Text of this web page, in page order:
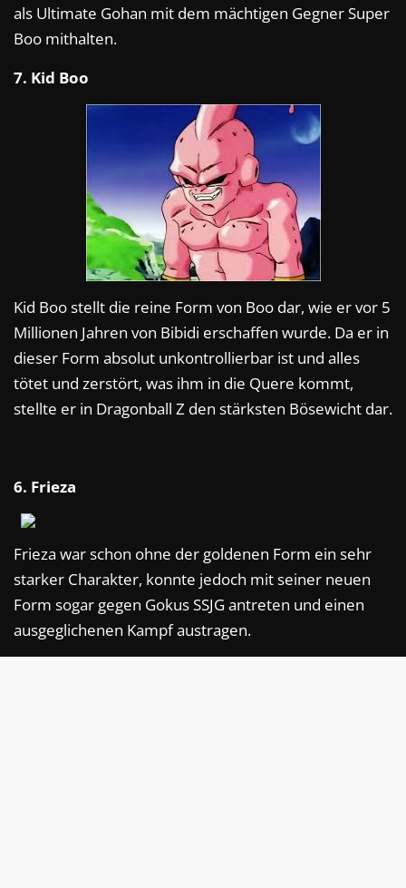
als Ultimate Gohan mit dem mächtigen Gegner Super
Boo mithalten.
7. Kid Boo
Kid Boo stellt die reine Form von Boo dar, wie er vor 5
Millionen Jahren von Bibidi erschaffen wurde. Da er in
dieser Form absolut unkontrollierbar ist und alles
tötet und zerstört, was ihm in die Quere kommt,
stellte er in Dragonball Z den stärksten Bösewicht dar.
6. Frieza
Frieza war schon ohne der goldenen Form ein sehr
starker Charakter, konnte jedoch mit seiner neuen
Form sogar gegen Gokus SSJG antreten und einen
ausgeglichenen Kampf austragen.